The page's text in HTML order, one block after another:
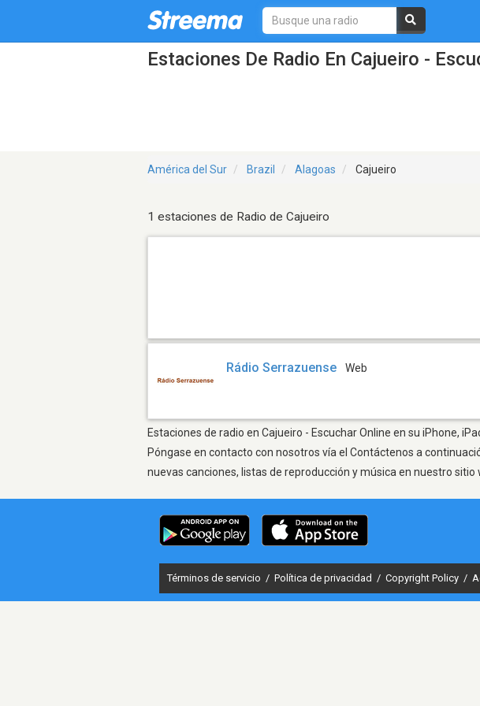
Estaciones De Radio En Cajueiro -
América del Sur Brazil Alagoas Cajueiro
1 estaciones de Radio de Cajueiro
Rádio Serrazuense Web
Estaciones de radio en Cajueiro - Escuchar Online en su iPhone,
Póngase en contacto con nosotros vía el Contáctenos a
nuevas canciones, listas de reproducción y música en nuestro sitio
Términos de servicio / Política de privacidad / Copyright Policy /